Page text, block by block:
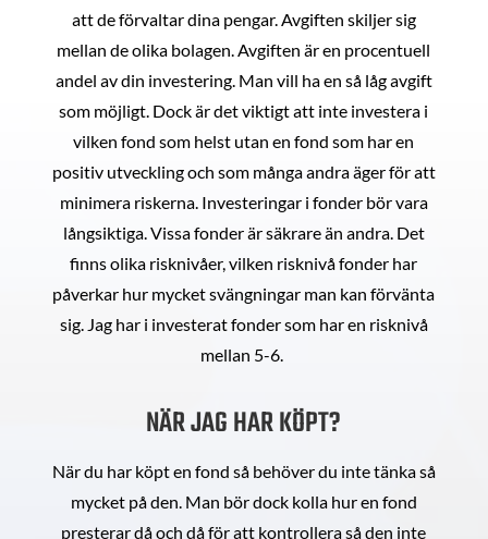
att de förvaltar dina pengar. Avgiften skiljer sig
mellan de olika bolagen. Avgiften är en procentuell
andel av din investering. Man vill ha en så låg avgift
som möjligt. Dock är det viktigt att inte investera i
vilken fond som helst utan en fond som har en
positiv utveckling och som många andra äger för att
minimera riskerna. Investeringar i fonder bör vara
långsiktiga. Vissa fonder är säkrare än andra. Det
finns olika risknivåer, vilken risknivå fonder har
påverkar hur mycket svängningar man kan förvänta
sig. Jag har i investerat fonder som har en risknivå
mellan 5-6.
NÄR JAG HAR KÖPT?
När du har köpt en fond så behöver du inte tänka så
mycket på den. Man bör dock kolla hur en fond
presterar då och då för att kontrollera så den inte